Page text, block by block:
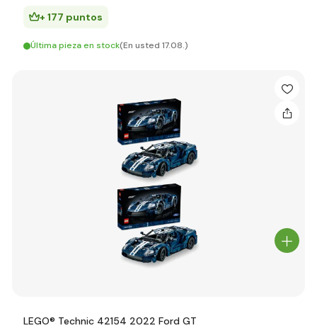
+ 177 puntos
Última pieza en stock(En usted 17.08.)
LEGO® Technic 42154 2022 Ford GT